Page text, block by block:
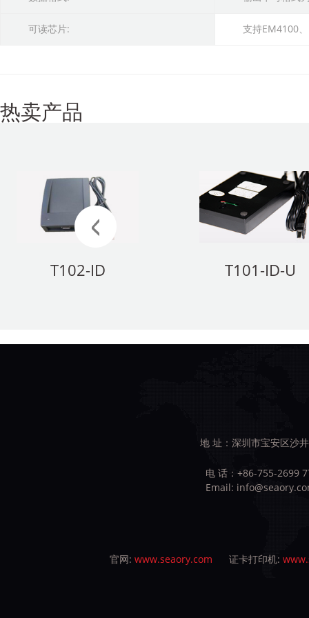
可读芯片: 支持EM4100
热卖产品
T102-ID T101-ID-U
地 址：深圳市宝安区沙
电 话：+86-755-2699
Email:
官网: www.seaory.com 证卡打印机: